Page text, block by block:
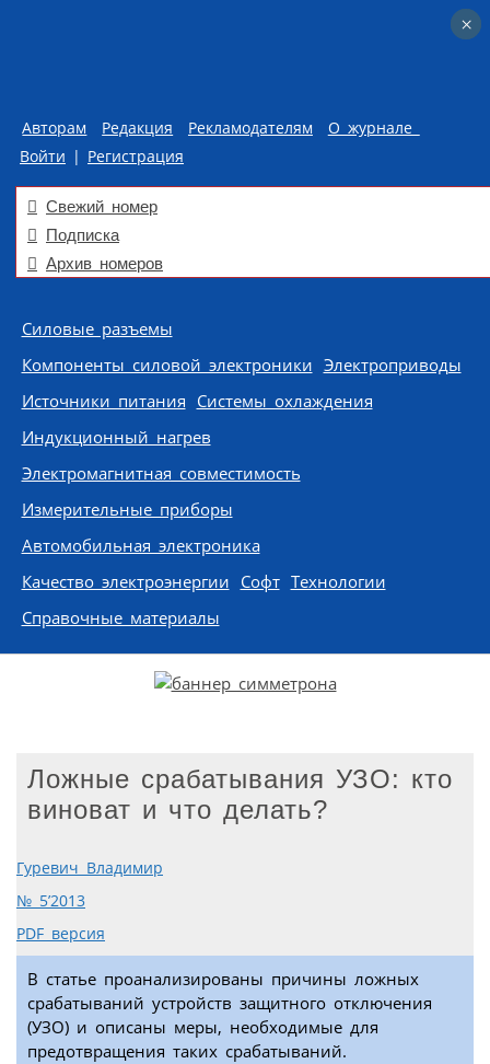
Авторам Редакция Рекламодателям
О журнале
Войти | Регистрация
Свежий номер
Подписка
Архив номеров
Skip to content
Силовые разъемы
Компоненты силовой электроники Электроприводы
Источники питания Системы охлаждения
Индукционный нагрев
Электромагнитная совместимость
Измерительные приборы
Автомобильная электроника
Качество электроэнергии Софт Технологии
Справочные материалы
Ложные срабатывания УЗО: кто
виноват и что делать?
Гуревич Владимир
№ 5’2013
PDF версия
В статье проанализированы причины ложных
срабатываний устройств защитного отключения
(УЗО) и описаны меры, необходимые для
предотвращения таких срабатываний.
×
×